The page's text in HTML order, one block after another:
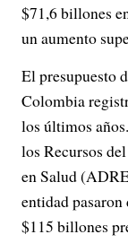
$71,6 billones
un aumento
El presupuesto
Colombia
los últimos
los Recursos
en Salud
entidad
$115 billones